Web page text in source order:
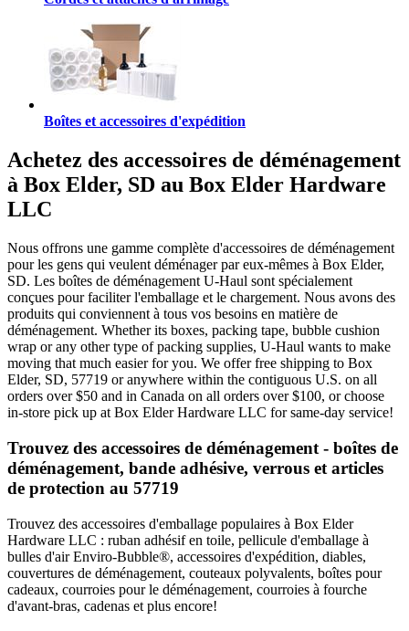
Boîtes et accessoires d'expédition
Achetez des accessoires de déménagement
à Box Elder, SD au Box Elder Hardware
LLC
Nous offrons une gamme complète d'accessoires de déménagement
pour les gens qui veulent déménager par eux-mêmes à Box Elder,
SD. Les boîtes de déménagement U-Haul sont spécialement
conçues pour faciliter l'emballage et le chargement. Nous avons des
produits qui conviennent à tous vos besoins en matière de
déménagement. Whether its boxes, packing tape, bubble cushion
wrap or any other type of packing supplies, U-Haul wants to make
moving that much easier for you. We offer free shipping to Box
Elder, SD, 57719 or anywhere within the contiguous U.S. on all
orders over $50 and in Canada on all orders over $100, or choose
in-store pick up at Box Elder Hardware LLC for same-day service!
Trouvez des accessoires de déménagement - boîtes de
déménagement, bande adhésive, verrous et articles
de protection au 57719
Trouvez des accessoires d'emballage populaires à Box Elder
Hardware LLC : ruban adhésif en toile, pellicule d'emballage à
bulles d'air Enviro-Bubble®, accessoires d'expédition, diables,
couvertures de déménagement, couteaux polyvalents, boîtes pour
cadeaux, courroies pour le déménagement, courroies à fourche
d'avant-bras, cadenas et plus encore!